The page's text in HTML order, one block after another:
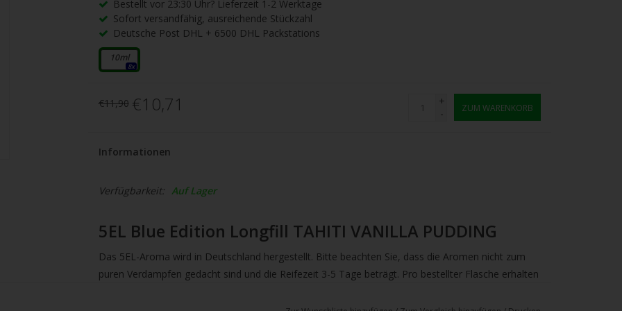
Bestellt vor 23:30 Uhr? Lieferzeit 1-2 Werktage
Sofort versandfähig, ausreichende Stückzahl
Deutsche Post DHL + 6500 DHL Packstations
10ml
8x
€11,90 €10,71
+
-
ZUM WARENKORB
Informationen
Verfügbarkeit: Auf Lager
5EL Blue Edition Longfill TAHITI VANILLA PUDDING
Das 5EL-Aroma wird in Deutschland hergestellt. Bitte beachten Sie, dass die Aromen nicht zum
puren Verdampfen gedacht sind und die Reifezeit 3-5 Tage beträgt. Pro bestellter Flasche erhalten